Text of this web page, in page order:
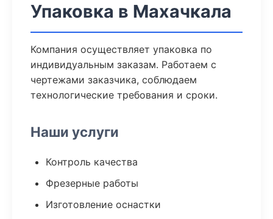
Упаковка в Махачкала
Компания осуществляет упаковка по
индивидуальным заказам. Работаем с
чертежами заказчика, соблюдаем
технологические требования и сроки.
Наши услуги
Контроль качества
Фрезерные работы
Изготовление оснастки